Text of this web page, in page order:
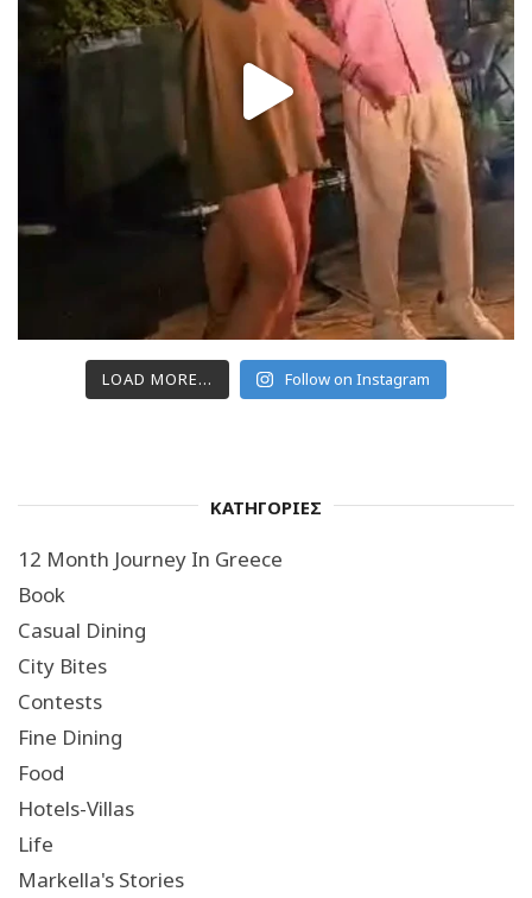
LOAD MORE... Follow on Instagram
ΚΑΤΗΓΟΡΙΕΣ
12 Month Journey In Greece
Book
Casual Dining
City Bites
Contests
Fine Dining
Food
Hotels-Villas
Life
Markella's Stories